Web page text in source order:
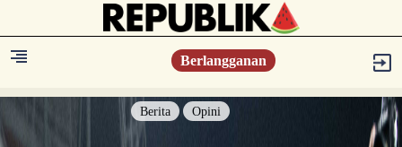
Berlangganan
Berita Opini